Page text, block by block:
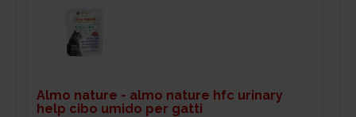
Almo nature - almo nature hfc urinary
help cibo umido per gatti